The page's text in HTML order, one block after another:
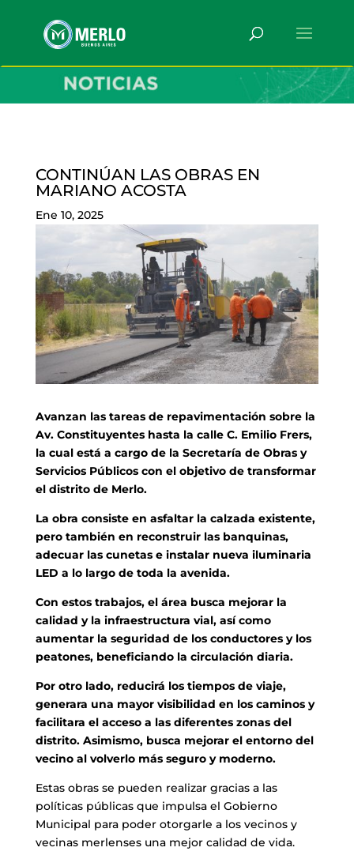
CONTINÚAN LAS OBRAS EN
MARIANO ACOSTA
Ene 10, 2025
Avanzan las tareas de repavimentación sobre la
Av. Constituyentes hasta la calle C. Emilio Frers,
la cual está a cargo de la Secretaría de Obras y
Servicios Públicos con el objetivo de transformar
el distrito de Merlo.
La obra consiste en asfaltar la calzada existente,
pero también en reconstruir las banquinas,
adecuar las cunetas e instalar nueva iluminaria
LED a lo largo de toda la avenida.
Con estos trabajos, el área busca mejorar la
calidad y la infraestructura vial, así como
aumentar la seguridad de los conductores y los
peatones, beneficiando la circulación diaria.
Por otro lado, reducirá los tiempos de viaje,
generara una mayor visibilidad en los caminos y
facilitara el acceso a las diferentes zonas del
distrito. Asimismo, busca mejorar el entorno del
vecino al volverlo más seguro y moderno.
Estas obras se pueden realizar gracias a las
políticas públicas que impulsa el Gobierno
Municipal para poder otorgarle a los vecinos y
vecinas merlenses una mejor calidad de vida.